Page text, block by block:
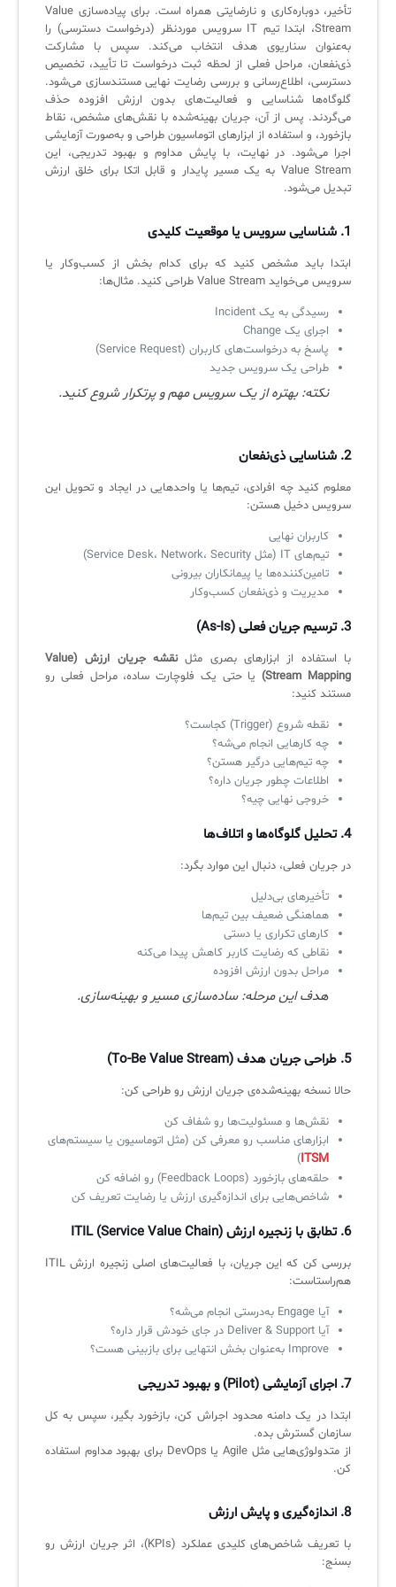
تأخیر، دوباره‌کاری و نارضایتی همراه است. برای پیاده‌سازی Value
Stream، ابتدا تیم IT سرویس موردنظر (درخواست دسترسی) را
به‌عنوان سناریوی هدف انتخاب می‌کند. سپس با مشارکت
ذی‌نفعان، مراحل فعلی از لحظه ثبت درخواست تا تأیید، تخصیص
دسترسی، اطلاع‌رسانی و بررسی رضایت نهایی مستندسازی می‌شود.
گلوگاه‌ها شناسایی و فعالیت‌های بدون ارزش افزوده حذف
می‌گردند. پس از آن، جریان بهینه‌شده با نقش‌های مشخص، نقاط
بازخورد، و استفاده از ابزارهای اتوماسیون طراحی و به‌صورت آزمایشی
اجرا می‌شود. در نهایت، با پایش مداوم و بهبود تدریجی، این
Value Stream به یک مسیر پایدار و قابل اتکا برای خلق ارزش
تبدیل می‌شود.
1. شناسایی سرویس یا موقعیت کلیدی
ابتدا باید مشخص کنید که برای کدام بخش از کسب‌وکار یا
سرویس می‌خواید Value Stream طراحی کنید. مثال‌ها:
رسیدگی به یک Incident
اجرای یک Change
پاسخ به درخواست‌های کاربران (Service Request)
طراحی یک سرویس جدید
نکته: بهتره از یک سرویس مهم و پرتکرار شروع کنید.
2. شناسایی ذی‌نفعان
معلوم کنید چه افرادی، تیم‌ها یا واحدهایی در ایجاد و تحویل این
سرویس دخیل هستن:
کاربران نهایی
تیم‌های IT (مثل Service Desk، Network، Security)
تامین‌کننده‌ها یا پیمانکاران بیرونی
مدیریت و ذی‌نفعان کسب‌وکار
3. ترسیم جریان فعلی (As-Is)
با استفاده از ابزارهای بصری مثل
نقشه جریان ارزش (Value
Stream Mapping)
یا حتی یک فلوچارت ساده، مراحل فعلی رو
مستند کنید:
نقطه شروع (Trigger) کجاست؟
چه کارهایی انجام می‌شه؟
چه تیم‌هایی درگیر هستن؟
اطلاعات چطور جریان داره؟
خروجی نهایی چیه؟
4. تحلیل گلوگاه‌ها و اتلاف‌ها
در جریان فعلی، دنبال این موارد بگرد:
تأخیرهای بی‌دلیل
هماهنگی ضعیف بین تیم‌ها
کارهای تکراری یا دستی
نقاطی که رضایت کاربر کاهش پیدا می‌کنه
مراحل بدون ارزش افزوده
هدف این مرحله: ساده‌سازی مسیر و بهینه‌سازی.
5. طراحی جریان هدف (To-Be Value Stream)
حالا نسخه بهینه‌شده‌ی جریان ارزش رو طراحی کن:
نقش‌ها و مسئولیت‌ها رو شفاف کن
ابزارهای مناسب رو معرفی کن (مثل اتوماسیون یا سیستم‌های
ITSM
)
حلقه‌های بازخورد (Feedback Loops) رو اضافه کن
شاخص‌هایی برای اندازه‌گیری ارزش یا رضایت تعریف کن
6. تطابق با زنجیره ارزش ITIL (Service Value Chain)
بررسی کن که این جریان، با فعالیت‌های اصلی زنجیره ارزش ITIL
هم‌راستاست:
آیا Engage به‌درستی انجام می‌شه؟
آیا Deliver & Support در جای خودش قرار داره؟
Improve به‌عنوان بخش انتهایی برای بازبینی هست؟
7. اجرای آزمایشی (Pilot) و بهبود تدریجی
ابتدا در یک دامنه محدود اجراش کن، بازخورد بگیر، سپس به کل
سازمان گسترش بده.
از متدولوژی‌هایی مثل Agile یا DevOps برای بهبود مداوم استفاده
کن.
8. اندازه‌گیری و پایش ارزش
با تعریف شاخص‌های کلیدی عملکرد (KPIs)، اثر جریان ارزش رو
بسنج:
✦
مدیریت خدمات سازمانی
سرویس دسک پلاس MSP
اندپوینت سنترال [سامانه مدیریت نقاط پایانی]
AD360
◆
Log360 ابزار SIEM
برنامه‌ساز هوشمند App Creator
سیستم هوشمند مدیریت فروش و فاکتور
سامانه مدیریت امنیت اطلاعات
✧
سلف سرویس کاربران
سامانه مدیریت پشتیبانی مشتریان
DDI
ManageEngine Malware Protection Plus
سامانه مدیریت دسترسی ممتاز
سامانه مدیریت و مانیتورینگ شبکه
سامانه آزمون آنلاین
✦
مدیریت خدمات منابع انسانی
CIs Control
مجموعه راهکارهای آیناک
✦
آموزش سیستم مدیریت خدمات فناوری اطلاعات
نکته‌های کلیدی برای مدیر انفورماتیک
آموزش‌ ویدیویی مفاهیم سرویس دسک
ITIL & SDP
◆
آموزش فارسی ITIL4
چارچوب ITIL برای همه
فلافلی_فناوری
آرشیو دانلودهای مدانت
لیست دوره‌ها
مقالات آموزشی